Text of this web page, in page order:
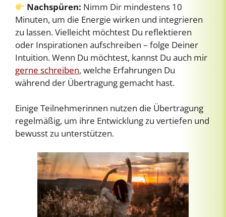
Nachspüren: Nimm Dir mindestens 10
Minuten, um die Energie wirken und integrieren
zu lassen. Vielleicht möchtest Du reflektieren
oder Inspirationen aufschreiben – folge Deiner
Intuition. Wenn Du möchtest, kannst Du auch mir
gerne schreiben, welche Erfahrungen Du
während der Übertragung gemacht hast.
Einige Teilnehmerinnen nutzen die Übertragung
regelmäßig, um ihre Entwicklung zu vertiefen und
bewusst zu unterstützen.